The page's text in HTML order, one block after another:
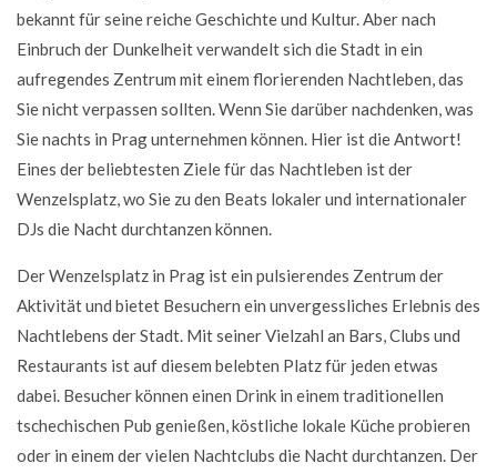
bekannt für seine reiche Geschichte und Kultur. Aber nach
Einbruch der Dunkelheit verwandelt sich die Stadt in ein
aufregendes Zentrum mit einem florierenden Nachtleben, das
Sie nicht verpassen sollten. Wenn Sie darüber nachdenken, was
Sie nachts in Prag unternehmen können. Hier ist die Antwort!
Eines der beliebtesten Ziele für das Nachtleben ist der
Wenzelsplatz, wo Sie zu den Beats lokaler und internationaler
DJs die Nacht durchtanzen können.
Der Wenzelsplatz in Prag ist ein pulsierendes Zentrum der
Aktivität und bietet Besuchern ein unvergessliches Erlebnis des
Nachtlebens der Stadt. Mit seiner Vielzahl an Bars, Clubs und
Restaurants ist auf diesem belebten Platz für jeden etwas
dabei. Besucher können einen Drink in einem traditionellen
tschechischen Pub genießen, köstliche lokale Küche probieren
oder in einem der vielen Nachtclubs die Nacht durchtanzen. Der